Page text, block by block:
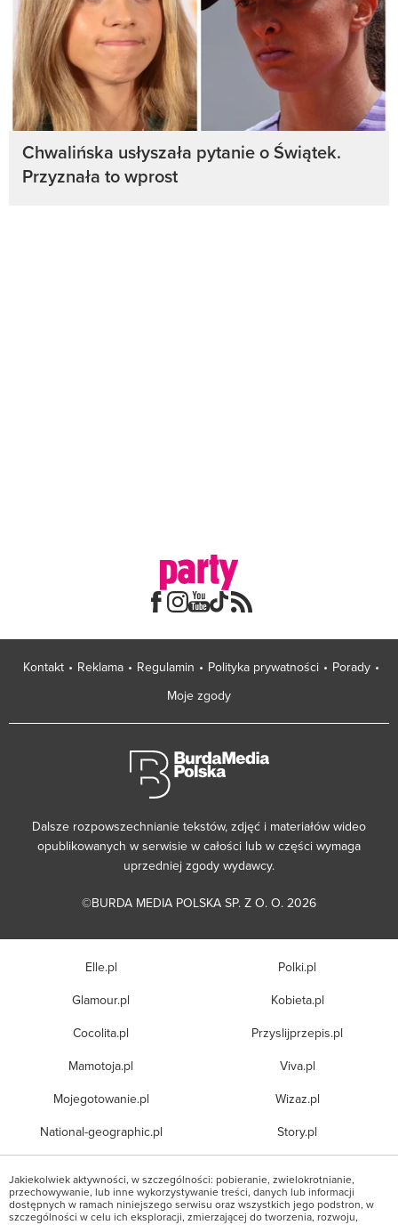
Chwalińska usłyszała pytanie o Świątek.
Przyznała to wprost
Kontakt Reklama Regulamin Polityka prywatności
Porady
Moje zgody
Dalsze rozpowszechnianie tekstów, zdjęć i materiałów wideo
opublikowanych w serwisie w całości lub w części wymaga
uprzedniej zgody wydawcy.
©BURDA MEDIA POLSKA SP. Z O. O. 2026
Elle.pl
Glamour.pl
Cocolita.pl
Mamotoja.pl
Mojegotowanie.pl
National-geographic.pl
Polki.pl
Kobieta.pl
Przyslijprzepis.pl
Viva.pl
Wizaz.pl
Story.pl
Jakiekolwiek aktywności, w szczególności: pobieranie, zwielokrotnianie,
przechowywanie, lub inne wykorzystywanie treści, danych lub informacji
dostępnych w ramach niniejszego serwisu oraz wszystkich jego podstron, w
szczególności w celu ich eksploracji, zmierzającej do tworzenia, rozwoju,